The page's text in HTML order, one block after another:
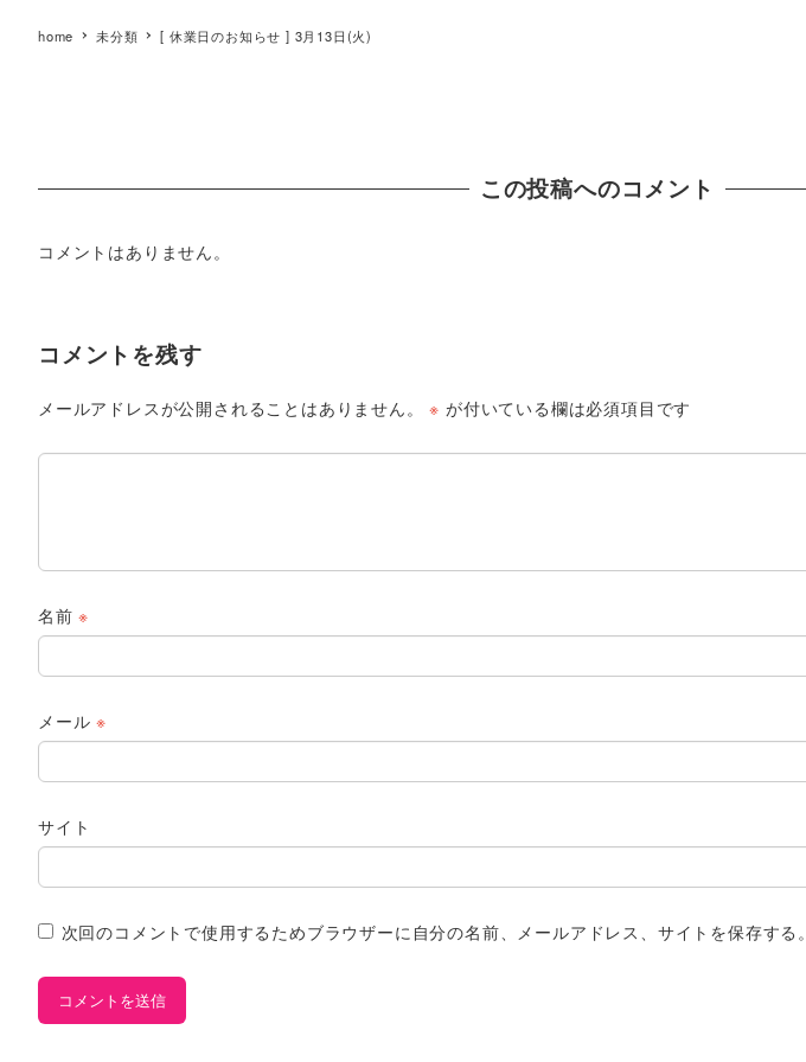
home 未分類 [ 休業日のお知らせ ] 3月13日(火)
この投稿へのコメント
コメントはありません。
コメントを残す
メールアドレスが公開されることはありません。 ※ が付いている欄は必須項目です
名前※
メール※
サイト
次回のコメントで使用するためブラウザーに自分の名前、メールアドレス、サイトを保存する。